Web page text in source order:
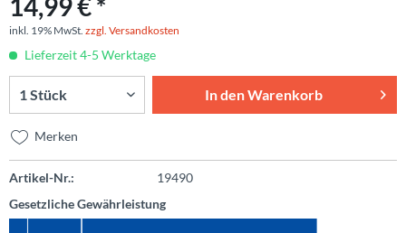
14,99 € *
inkl. 19% MwSt. zzgl. Versandkosten
Lieferzeit 4-5 Werktage
In denWarenkorb
Merken
Artikel-Nr.:
19490
Gesetzliche Gewährleistung